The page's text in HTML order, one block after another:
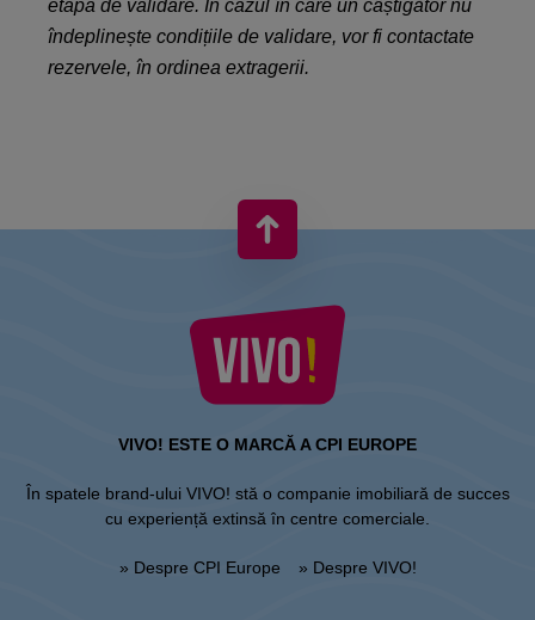
etapa de validare. În cazul în care un câștigător nu
îndeplinește condițiile de validare, vor fi contactate
rezervele, în ordinea extragerii.
VIVO! ESTE O MARCĂ A CPI EUROPE
În spatele brand-ului VIVO! stă o companie imobiliară de succes
cu experiență extinsă în centre comerciale.
» Despre CPI Europe » Despre VIVO!